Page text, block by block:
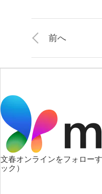
前へ
文春オンラインをフォロー
ック）